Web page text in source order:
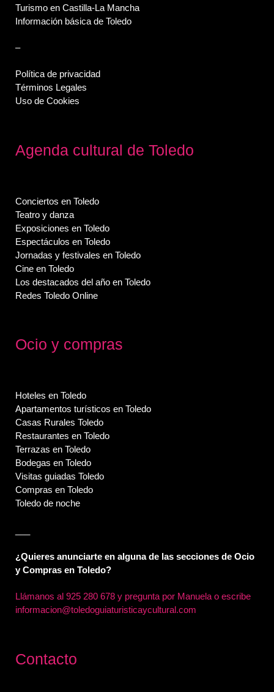
Turismo en Castilla-La Mancha
Información básica de Toledo
–
Política de privacidad
Términos Legales
Uso de Cookies
Agenda cultural de Toledo
Conciertos en Toledo
Teatro y danza
Exposiciones en Toledo
Espectáculos en Toledo
Jornadas y festivales en Toledo
Cine en Toledo
Los destacados del año en Toledo
Redes Toledo Online
Ocio y compras
Hoteles en Toledo
Apartamentos turísticos en Toledo
Casas Rurales Toledo
Restaurantes en Toledo
Terrazas en Toledo
Bodegas en Toledo
Visitas guiadas Toledo
Compras en Toledo
Toledo de noche
¿Quieres anunciarte en alguna de las secciones de Ocio
y Compras en Toledo?
Llámanos al925 280 678 y pregunta por Manuela o escribe
informacion@toledoguiaturisticaycultural.com
Contacto